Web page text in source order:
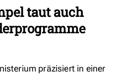
taut auch
präzisiert in einer